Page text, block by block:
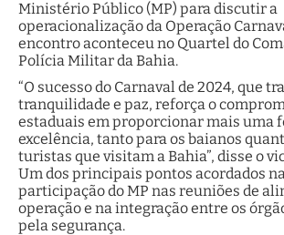
Ministério Público (MP) para discutir a
operacionalização da Operação
encontro aconteceu no Quartel do
Polícia Militar da Bahia.
“O sucesso do Carnaval de 2024, que
tranquilidade e paz, reforça o
estaduais em proporcionar mais uma
excelência, tanto para os baianos
turistas que visitam a Bahia”, disse o
Um dos principais pontos acordados
participação do MP nas reuniões de
operação e na integração entre os
pela segurança.